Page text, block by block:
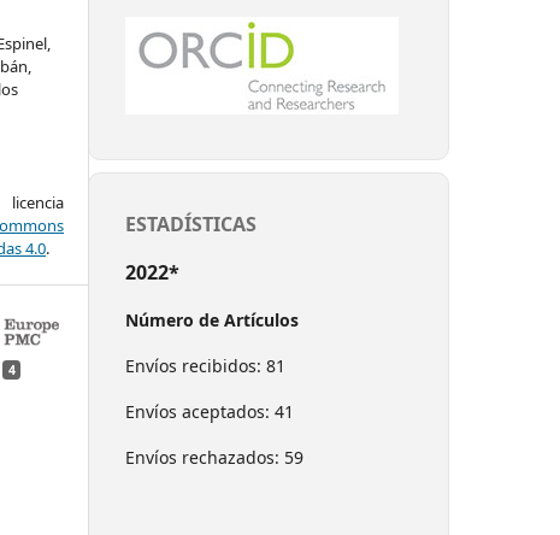
4.0.
4
ESTADÍSTICAS
2022*
Número de Artículos
Envíos recibidos: 81
Envíos aceptados: 41
Envíos rechazados: 59